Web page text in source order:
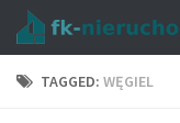
TAGGED: WĘGIEL